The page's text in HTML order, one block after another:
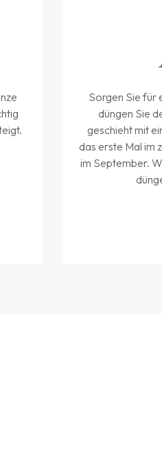
Sorgen Sie für
düngen Sie
geschieht mit
das erste Mal im
im September.